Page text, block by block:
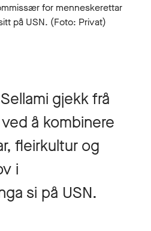
for menneskerettar
på USN. (Foto: Privat)
gjekk frå
å kombinere
fleirkultur og
i
si på USN.